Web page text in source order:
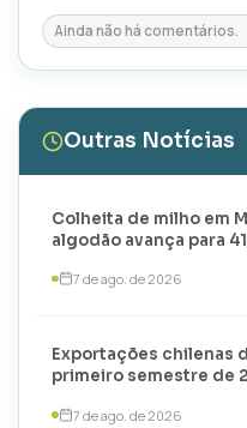
Ainda não há comentários.
Outras Notícias
Colheita de milho em
algodão avança para
7 de ago. de 2026
Exportações chilenas
primeiro semestre de
7 de ago. de 2026